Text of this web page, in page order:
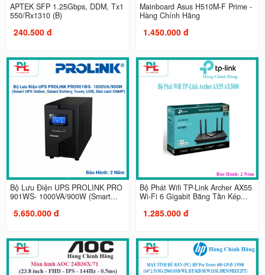
APTEK SFP 1.25Gbps, DDM, Tx1
550/Rx1310 (B)
240.500 đ
Mainboard Asus H510M-F Prime -
Hàng Chính Hãng
1.450.000 đ
Bộ Lưu Điện UPS PROLINK PRO
901WS- 1000VA/900W (Smart...
5.650.000 đ
Bộ Phát Wifi TP-Link Archer AX55
Wi-Fi 6 Gigabit Băng Tần Kép...
1.285.000 đ